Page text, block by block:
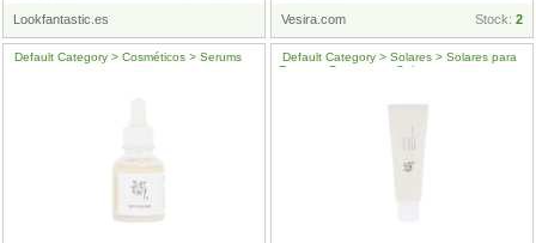
Lookfantastic.es Vesira.com Stock: 2
Default Category > Cosméticos > Serums
Default Category > Solares > Solares para
Rostro > Protectores Solares